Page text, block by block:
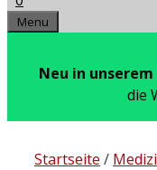
Menu
Neu in
die
Startseite /